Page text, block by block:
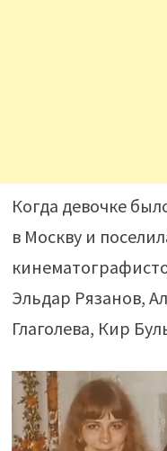
Когда девочке
в Москву и
Эльдар Рязанов,
Глаголева, Кир